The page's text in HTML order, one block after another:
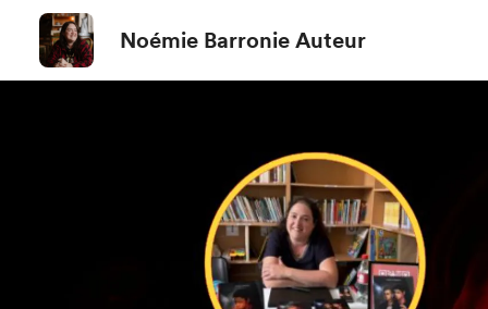
Noémie Barronie Auteur